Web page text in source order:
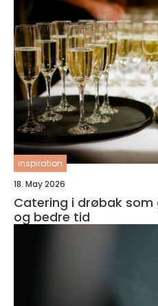
inspiration
18. May 2026
Catering i drøbak som
og bedre tid